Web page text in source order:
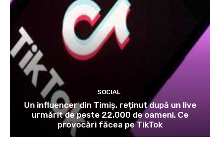
SOCIAL
Un influencer din Timiș, reținut după un live
urmărit de peste 22.000 de oameni. Ce
provocări făcea pe TikTok